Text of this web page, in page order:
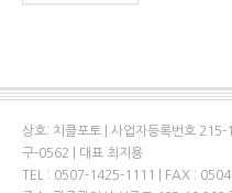
상호: 치클포토 | 사업자등록번호
구-0562 | 대표 최지용
TEL : 0507-1425-1111 | FAX :